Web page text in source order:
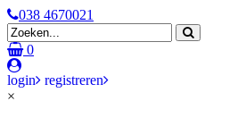
038 4670021
0
login
registreren
×